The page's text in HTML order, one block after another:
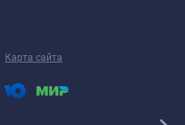
Карта сайта